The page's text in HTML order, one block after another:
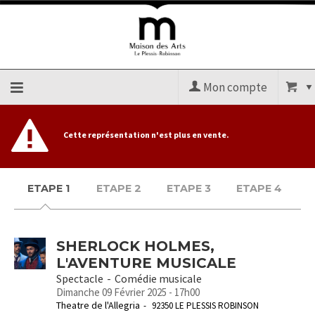
Accueil
officiel
Mon compte
Cette représentation n'est plus en vente.
ETAPE 1 ETAPE 2 ETAPE 3 ETAPE 4
SHERLOCK HOLMES,
L'AVENTURE MUSICALE
Spectacle Comédie musicale
Dimanche 09 Février 2025 - 17h00
Theatre de l'Allegria 92350 LE PLESSIS ROBINSON